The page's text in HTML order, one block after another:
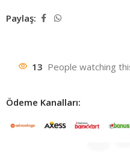
Paylaş:
13 People watching
Ödeme Kanalları: